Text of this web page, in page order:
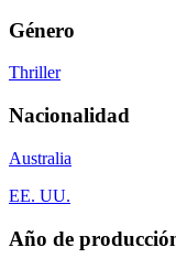
Género
Thriller
Nacionalidad
Australia
EE. UU.
Año de